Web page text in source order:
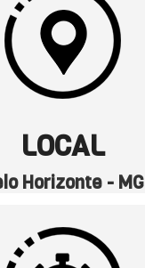
LOCAL
Horizonte - MG